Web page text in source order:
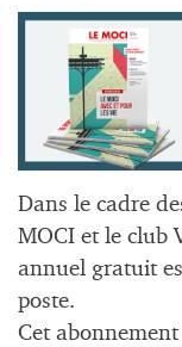
Dans le cadre
MOCI et le club
annuel gratuit
poste.
Cet